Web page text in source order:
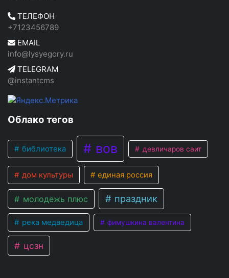
ТЕЛЕФОН
+7123456789
EMAIL
info@lysyegory.ru
TELEGRAM
@instantcms
Облако тегов
библиотека вов девличаров саит
дом культуры единая россия
молодежь плюс праздник
река медведица фимушкина валентина
цсзн